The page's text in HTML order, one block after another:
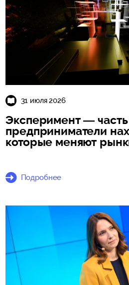
31 июля 2026
Эксперимент — часть
предприниматели
которые меняют
Подробнее